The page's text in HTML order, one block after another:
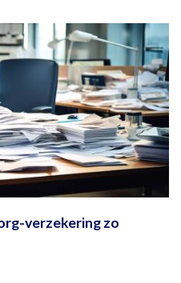
verzekering zo